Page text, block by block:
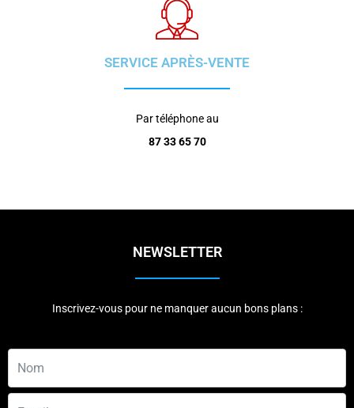
SERVICE APRÈS-VENTE
Par téléphone au
87 33 65 70
NEWSLETTER
Inscrivez-vous pour ne manquer aucun bons plans :